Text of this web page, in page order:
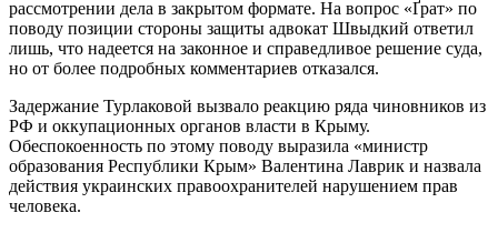
рассмотрении дела в закрытом формате. На вопрос «Ґрат» по
поводу позиции стороны защиты адвокат Швыдкий ответил
лишь, что надеется на законное и справедливое решение суда,
но от более подробных комментариев отказался.
Задержание Турлаковой вызвало реакцию ряда чиновников из
РФ и оккупационных органов власти в Крыму.
Обеспокоенность по этому поводу выразила «министр
образования Республики Крым» Валентина Лаврик и назвала
действия украинских правоохранителей нарушением прав
человека.